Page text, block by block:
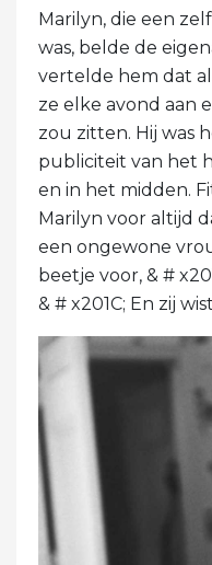
Marilyn, die een
was, belde de
vertelde hem dat
ze elke avond aan
zou zitten. Hij was
publiciteit van het
en in het midden.
Marilyn voor altijd
een ongewone
beetje voor, & #
& # x201C; En zij